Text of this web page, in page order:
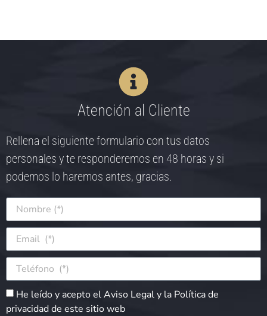
Atención al Cliente
Rellena el siguiente formulario con tus datos
personales y te responderemos en 48 horas y si
podemos lo haremos antes, gracias.
He leído y acepto el Aviso Legal y la Política de
privacidad de este sitio web